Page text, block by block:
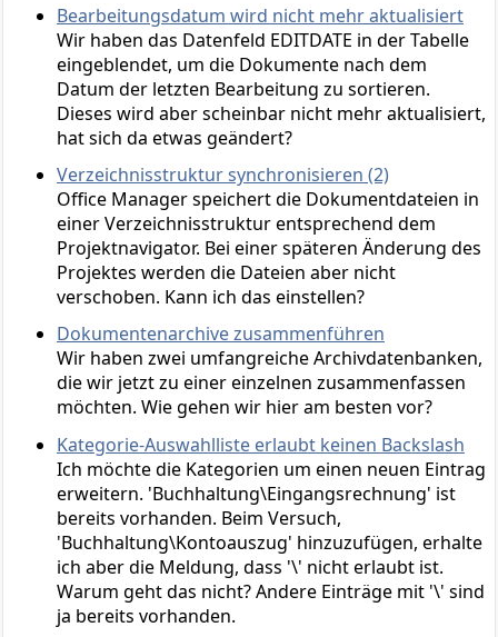
Bearbeitungsdatum wird nicht mehr aktualisiert
Wir haben das Datenfeld EDITDATE in der Tabelle
eingeblendet, um die Dokumente nach dem
Datum der letzten Bearbeitung zu sortieren.
Dieses wird aber scheinbar nicht mehr aktualisiert,
hat sich da etwas geändert?
Verzeichnisstruktur synchronisieren (2)
Office Manager speichert die Dokumentdateien in
einer Verzeichnisstruktur entsprechend dem
Projektnavigator. Bei einer späteren Änderung des
Projektes werden die Dateien aber nicht
verschoben. Kann ich das einstellen?
Dokumentenarchive zusammenführen
Wir haben zwei umfangreiche Archivdatenbanken,
die wir jetzt zu einer einzelnen zusammenfassen
möchten. Wie gehen wir hier am besten vor?
Kategorie-Auswahlliste erlaubt keinen Backslash
Ich möchte die Kategorien um einen neuen Eintrag
erweitern. 'Buchhaltung\Eingangsrechnung' ist
bereits vorhanden. Beim Versuch,
'Buchhaltung\Kontoauszug' hinzuzufügen, erhalte
ich aber die Meldung, dass '\' nicht erlaubt ist.
Warum geht das nicht? Andere Einträge mit '\' sind
ja bereits vorhanden.